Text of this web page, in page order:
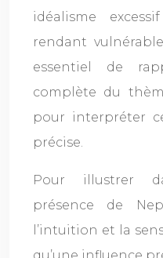
idéalisme
rendant
essentiel de
complète du
pour interpréter
précise.
Pour illustrer
présence de
l’intuition et la